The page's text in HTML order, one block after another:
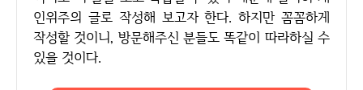
인위주의 글로 작성해 보고자 한다. 하지만 꼼꼼하게
작성할 것이니, 방문해주신 분들도 똑같이 따라하실 수
있을 것이다.